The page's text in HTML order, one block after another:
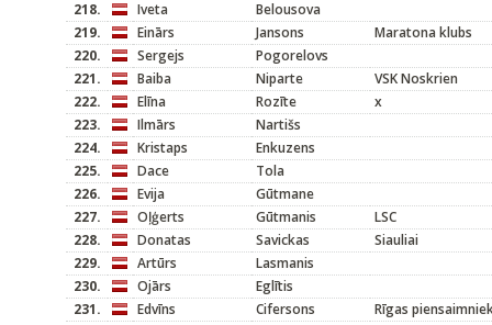
218.
Iveta
Belousova
219.
Einārs Jansons
Maratona klubs
220.
Sergejs
Pogorelovs
221.
Baiba Niparte
VSK Noskrien
222.
Elīna Rozīte
x
223.
Ilmārs
Nartišs
224.
Kristaps
Enkuzens
225.
Dace
Tola
226.
Evija
Gūtmane
227.
Oļģerts Gūtmanis
LSC
228.
Donatas Savickas
Siauliai
229.
Artūrs
Lasmanis
230.
Ojārs
Eglītis
231.
Edvīns Cifersons
Rīgas